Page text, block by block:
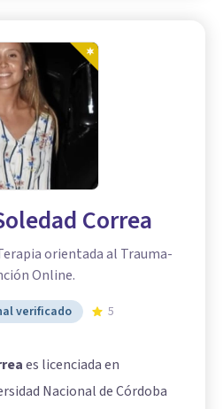
Correa
orientada al Trauma-
Online.
verificado 5
es licenciada en
Nacional de Córdoba